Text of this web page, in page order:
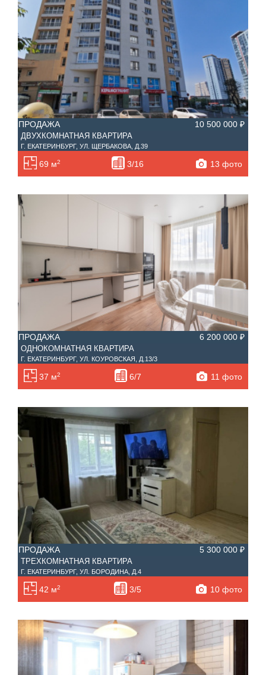
ПРОДАЖА 10 500 000 ₽
ДВУХКОМНАТНАЯ КВАРТИРА
Г. ЕКАТЕРИНБУРГ, УЛ. ЩЕРБАКОВА, Д.39
69 м2 3/16 13 фото
ПРОДАЖА 6 200 000 ₽
ОДНОКОМНАТНАЯ КВАРТИРА
Г. ЕКАТЕРИНБУРГ, УЛ. КОУРОВСКАЯ, Д.13/3
37 м2 6/7 11 фото
ПРОДАЖА 5 300 000 ₽
ТРЕХКОМНАТНАЯ КВАРТИРА
Г. ЕКАТЕРИНБУРГ, УЛ. БОРОДИНА, Д.4
42 м2 3/5 10 фото